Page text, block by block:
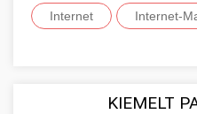
Internet Internet-
KIEMELT